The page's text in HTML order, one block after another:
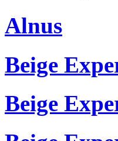
Alnus
Beige
Beige